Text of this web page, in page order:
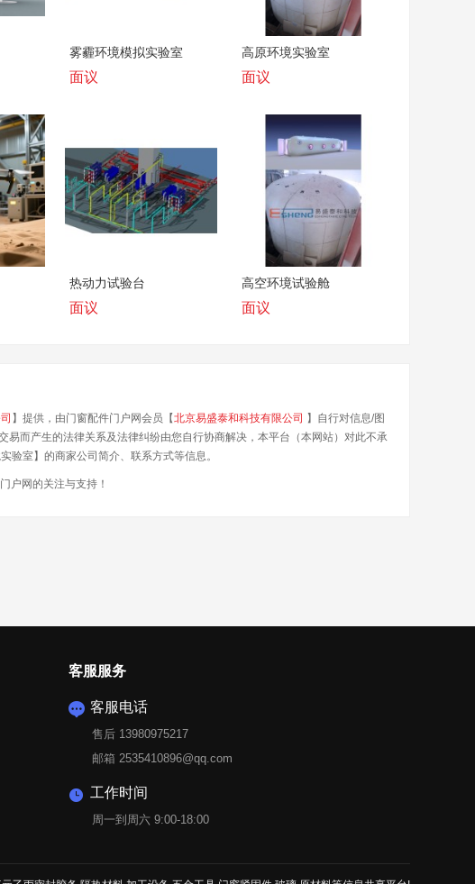
雾霾环境模拟实验室
面议
高原环境实验室
面议
热动力试验台
面议
高空环境试验舱
面议
】提供，由门窗配件门户网会员【北京易盛泰和科技有限公司 】自行对信息/图
而产生的法律关系及法律纠纷由您自行协商解决，本平台（本网站）对此不承
验室】的商家公司简介、联系方式等信息。
户网的关注与支持！
客服服务
 客服电话
售后 13980975217
邮箱 2535410896@qq.com
 工作时间
周一到周六 9:00-18:00